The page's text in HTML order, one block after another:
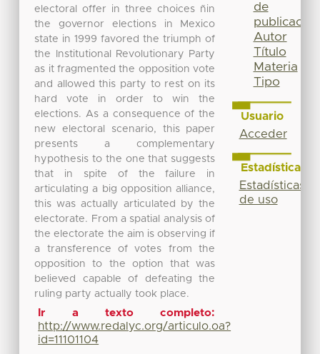
electoral offer in three choices ñin
the governor elections in Mexico
state in 1999 favored the triumph of
the Institutional Revolutionary Party
as it fragmented the opposition vote
and allowed this party to rest on its
hard vote in order to win the
elections. As a consequence of the
new electoral scenario, this paper
presents a complementary
hypothesis to the one that suggests
that in spite of the failure in
articulating a big opposition alliance,
this was actually articulated by the
electorate. From a spatial analysis of
the electorate the aim is observing if
a transference of votes from the
opposition to the option that was
believed capable of defeating the
ruling party actually took place.
Ir a texto completo:
http://www.redalyc.org/articulo.oa?
id=11101104
de
publicación
Autor
Título
Materia
Tipo
Usuario
Acceder
Estadísticas
Estadísticas
de uso